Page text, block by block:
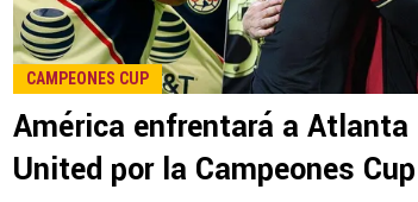
CAMPEONES CUP
América enfrentará a Atlanta
United por la Campeones Cup